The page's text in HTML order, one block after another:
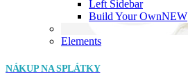
Left Sidebar
Build Your OwnNEW
Elements
NÁKUP NA SPLÁTKY